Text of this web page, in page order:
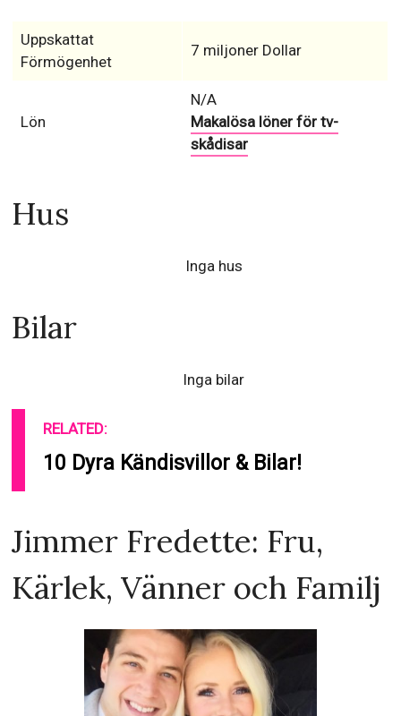
Uppskattat
Förmögenhet
7 miljoner Dollar
Lön
N/A
Makalösa löner för tv-
skådisar
Hus
Inga hus
Bilar
Inga bilar
RELATED:
10 Dyra Kändisvillor & Bilar!
Jimmer Fredette: Fru,
Kärlek, Vänner och Familj